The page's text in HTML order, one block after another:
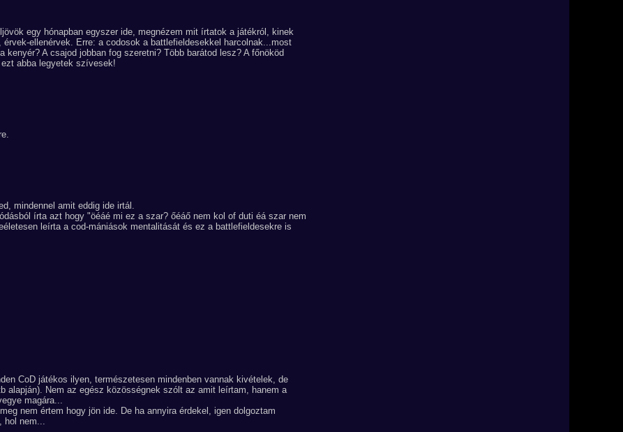
egy hónapban egyszer ide, megnézem mit írtatok a játékról, kinek
ellenérvek. Erre: a codosok a battlefieldesekkel harcolnak...most
kenyér? A csajod jobban fog szeretni? Több barátod lesz? A főnököd
abba legyetek szívesek!
mindennel amit eddig ide irtál.
írta azt hogy "öéáé mi ez a szar? őéáő nem kol of duti éá szar nem
leírta a cod-mániások mentalitását és ez a battlefieldesekre is
CoD játékos ilyen, természetesen mindenben vannak kivételek, de
alapján). Nem az egész közösségnek szólt az amit leírtam, hanem a
magára...
nem értem hogy jön ide. De ha annyira érdekel, igen dolgoztam
hol nem...